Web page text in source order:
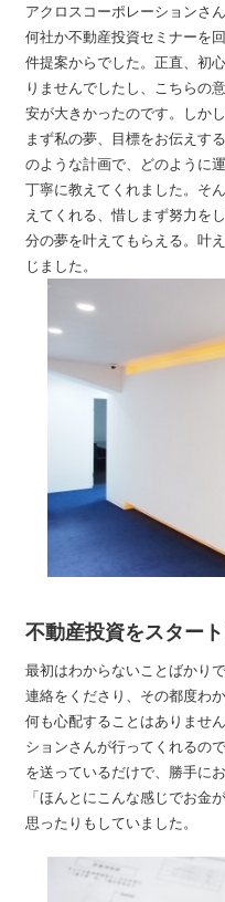
アクロスコーポレーションさ
何社か不動産投資セミナーを
件提案からでした。正直、初
りませんでしたし、こちらの
安が大きかったのです。しか
まず私の夢、目標をお伝えす
のような計画で、どのように
丁寧に教えてくれました。そ
えてくれる、惜しまず努力を
分の夢を叶えてもらえる。叶
じました。
不動産投資をスター
最初はわからないことばかり
連絡をくださり、その都度わ
何も心配することはありませ
ションさんが行ってくれるの
を送っているだけで、勝手に
「ほんとにこんな感じでお金
思ったりもしていました。